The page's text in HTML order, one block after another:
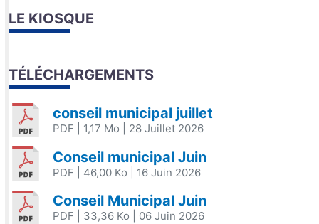
LE KIOSQUE
TÉLÉCHARGEMENTS
conseil municipal juillet
PDF | 1,17 Mo | 28 Juillet 2026
Conseil municipal Juin
PDF | 46,00 Ko | 16 Juin 2026
Conseil Municipal Juin
PDF | 33,36 Ko | 06 Juin 2026